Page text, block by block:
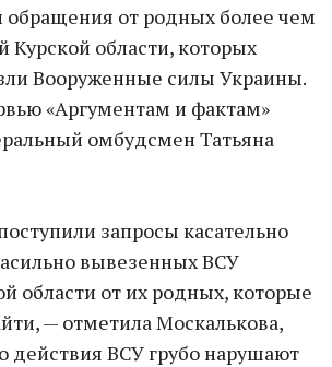
обращения от родных более чем
Курской области, которых
Вооруженные силы Украины.
«Аргументам и фактам»
омбудсмен Татьяна
запросы касательно
вывезенных ВСУ
области от их родных, которые
— отметила Москалькова,
действия ВСУ грубо нарушают